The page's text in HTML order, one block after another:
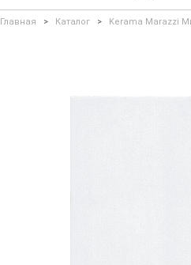
Главная > Каталог > Kerama Marazzi